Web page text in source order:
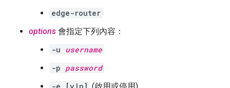
edge-router
options 會指定下列內容：
-u username
-p password